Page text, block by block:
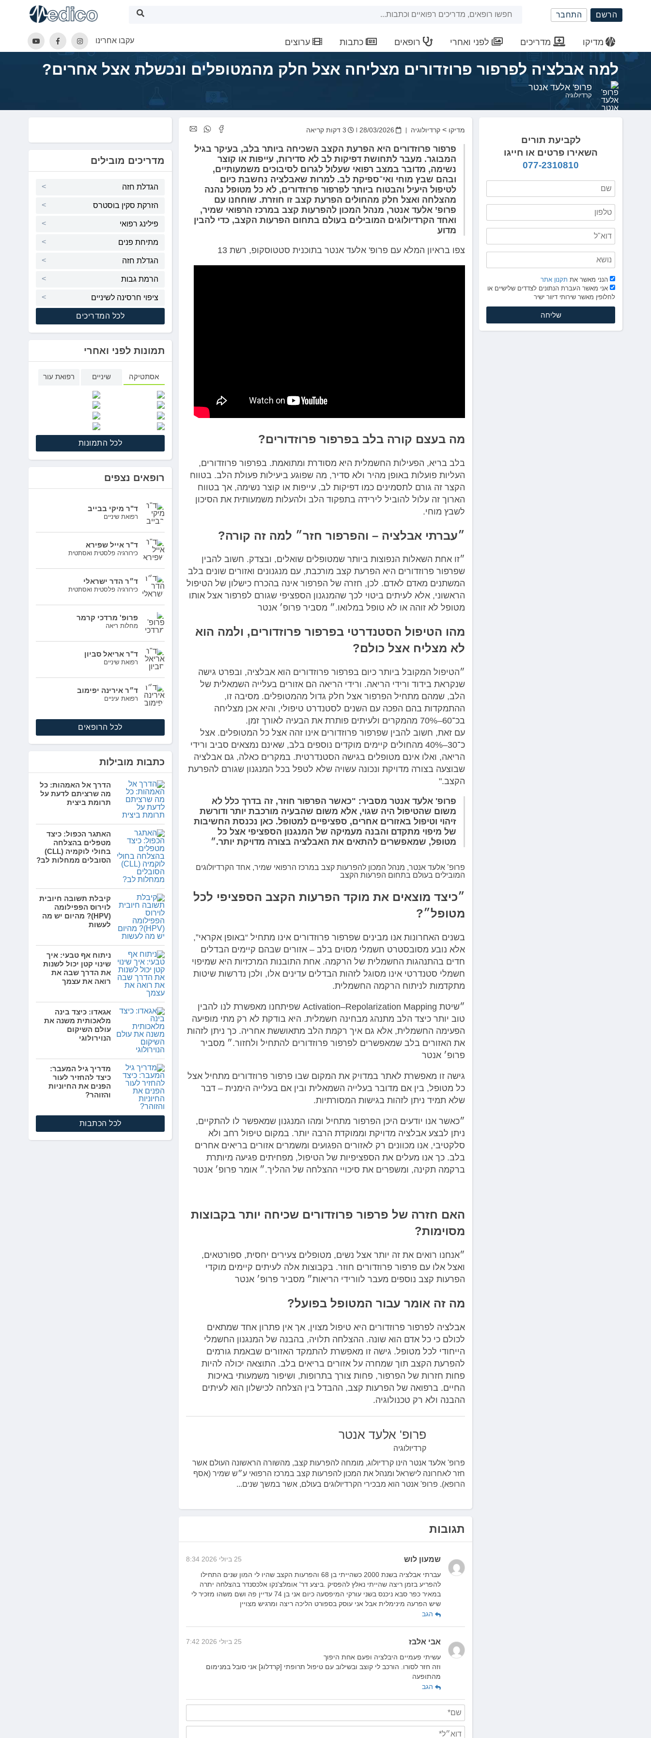
מַעֲרֶכֶת
הָאֲתָר.
הרשם התחבר
חיפוש
מדיקו מדריכים לפני ואחרי רופאים כתבות ערוצים עקבו אחרינו
למה אבלציה לפרפור פרוזדורים מצליחה אצל חלק מהמטופלים ונכשלת אצל אחרים?
פרופ' אלעד אנטר
קרדיולוגיה
לקביעת תורים
השאירו פרטים או חייגו
077-2310810
הנני מאשר את תקנון אתר
אני מאשר העברת הנתונים לצדדים שלישיים או
לחלופין מאשר שירותי דיוור ישיר
מדיקו > קרדיולוגיה 28/03/2026 3 דקות קריאה
פרפור פרוזדורים היא הפרעת הקצב השכיחה ביותר בלב, בעיקר בגיל
המבוגר. מעבר לתחושת דפיקות לב לא סדירות, עייפות או קוצר
נשימה, מדובר במצב רפואי שעלול לגרום לסיבוכים משמעותיים,
ובהם שבץ מוחי ואי־ספיקת לב. למרות שאבלציה נחשבת כיום
לטיפול היעיל והבטוח ביותר לפרפור פרוזדורים, לא כל מטופל נהנה
מהצלחה ואצל חלק מהחולים הפרעת קצב זו חוזרת. שוחחנו עם
פרופ’ אלעד אנטר, מנהל המכון להפרעות קצב במרכז הרפואי שמיר,
ואחד הקרדיולוגים המובילים בעולם בתחום הפרעות הקצב, כדי להבין
מדוע
צפו בראיון המלא עם פרופ' אלעד אנטר בתוכנית סטטוסקופ, רשת 13
מה בעצם קורה בלב בפרפור פרוזדורים?
בלב בריא, הפעילות החשמלית היא מסודרת ומתואמת. בפרפור פרוזדורים,
העליות פועלות באופן מהיר ולא סדיר, מה שפוגע ביעילות פעולת הלב. בטווח
הקצר זה גורם לתסמינים כמו דפיקות לב, עייפות או קוצר נשימה, אך בטווח
הארוך זה עלול להוביל לירידה בתפקוד הלב ולהעלות משמעותית את הסיכון
לשבץ מוחי.
״עברתי אבלציה – והפרפור חזר״ למה זה קורה?
״זו אחת השאלות הנפוצות ביותר שמטופלים שואלים, ובצדק. חשוב להבין
שפרפור פרוזדורים היא הפרעת קצב מורכבת, עם מנגנונים ואזורים שונים בלב
המשתנים מאדם לאדם. לכן, חזרה של הפרפור אינה בהכרח כישלון של הטיפול
הראשוני, אלא לעיתים ביטוי לכך שהמנגנון הספציפי שגורם לפרפור אצל אותו
מטופל לא זוהה או לא טופל במלואו.״ מסביר פרופ׳ אנטר
מהו הטיפול הסטנדרטי בפרפור פרוזדורים, ולמה הוא
לא מצליח אצל כולם?
״הטיפול המקובל ביותר כיום בפרפור פרוזדורים הוא אבלציה, ובפרט גישה
שנקראת בידוד ורידי הריאה. ורידי הריאה הם אזורים בעלייה השמאלית של
הלב, שמהם מתחיל הפרפור אצל חלק גדול מהמטופלים. מסיבה זו,
ההתמקדות בהם הפכה עם השנים לסטנדרט טיפולי, והיא אכן מצליחה
בכ־60–70% מהמקרים ולעיתים פותרת את הבעיה לאורך זמן.
עם זאת, חשוב להבין שפרפור פרוזדורים אינו זהה אצל כל המטופלים. אצל
כ־30–40% מהחולים קיימים מוקדים נוספים בלב, שאינם נמצאים סביב ורידי
הריאה, ואלו אינם מטופלים בגישה הסטנדרטית. במקרים כאלה, גם אבלציה
שבוצעה בצורה מדויקת ונכונה עשויה שלא לטפל בכל המנגנון שגורם להפרעת
הקצב."
פרופ' אלעד אנטר מסביר: "כאשר הפרפור חוזר, זה בדרך כלל לא
משום שהטיפול היה שגוי, אלא משום שהבעיה מורכבת יותר ודורשת
זיהוי וטיפול באזורים אחרים, ספציפיים למטופל. כאן נכנסת החשיבות
של מיפוי מתקדם והבנה מעמיקה של המנגנון הספציפי אצל כל
מטופל, שמאפשרים להתאים את האבלציה בצורה מדויקת יותר.״
פרופ’ אלעד אנטר, מנהל המכון להפרעות קצב במרכז הרפואי שמיר, אחד הקרדיולוגים
המובילים בעולם בתחום הפרעות הקצב
״כיצד מוצאים את מוקד הפרעות הקצב הספציפי לכל
מטופל״?
בשנים האחרונות אנו מבינים שפרפור פרוזדורים אינו מתחיל “באופן אקראי”,
אלא נובע מסובסטרט חשמלי מסוים בלב – אזורים שבהם קיימים הבדלים
חדים בהתנהגות החשמלית של הרקמה. אחת התובנות המרכזיות היא שמיפוי
חשמלי סטנדרטי אינו מסוגל לזהות הבדלים עדינים אלו, ולכן נדרשות שיטות
מתקדמות לניתוח הרקמה החשמלית.
״שיטת Activation–Repolarization Mapping שפיתחנו מאפשרת לנו להבין
טוב יותר כיצד הלב מתנהג מבחינה חשמלית. היא בודקת לא רק מתי מופיעה
הפעימה החשמלית, אלא גם איך רקמת הלב מתאוששת אחריה. כך ניתן לזהות
את האזורים בלב שמאפשרים לפרפור פרוזדורים להתחיל ולחזור.״ מסביר
פרופ׳ אנטר
גישה זו מאפשרת לאתר במדויק את המקום שבו פרפור פרוזדורים מתחיל אצל
כל מטופל, בין אם מדובר בעלייה השמאלית ובין אם בעלייה הימנית – דבר
שלא תמיד ניתן לזהות בגישות המסורתיות.
״כאשר אנו יודעים היכן הפרפור מתחיל ומהו המנגנון שמאפשר לו להתקיים,
ניתן לבצע אבלציה מדויקת וממוקדת הרבה יותר. במקום טיפול רחב ולא
סלקטיבי, אנו מכוונים רק לאזורים הפגועים ומשמרים אזורים בריאים אחרים
בלב. כך אנו מעלים את הספציפיות של הטיפול, מפחיתים פגיעה מיותרת
ברקמה תקינה, ומשפרים את סיכויי ההצלחה של ההליך.״ אומר פרופ׳ אנטר
האם חזרה של פרפור פרוזדורים שכיחה יותר בקבוצות
מסוימות?
״אנחנו רואים את זה יותר אצל נשים, מטופלים צעירים יחסית, ספורטאים,
ואצל אלו עם פרפור פרוזדורים חוזר. בקבוצות אלה לעיתים קיימים מוקדי
הפרעות קצב נוספים מעבר לוורידי הריאות״ מסביר פרופ׳ אנטר
מה זה אומר עבור המטופל בפועל?
אבלציה לפרפור פרוזדורים היא טיפול מצוין, אך אין פתרון אחד שמתאים
לכולם כי כל אדם הוא שונה. ההצלחה תלויה, בהבנה של המנגנון החשמלי
הייחודי לכל מטופל. גישה זו מאפשרת להתמקד האזורים שבאמת גורמים
להפרעת הקצב תוך שמחרה על אזורים בריאים בלב. התוצאה יכולה להיות
פחות חזרות של הפרפור, פחות צורך בתרופות, ושיפור משמעותי באיכות
החיים. ברפואה של הפרעות קצב, ההבדל בין הצלחה לכישלון הוא לעיתים
ההבנה ולא רק טכנולוגיה.
פרופ' אלעד אנטר
קרדיולוגיה
פרופ' אלעד אנטר הינו קרדיולוג, מומחה להפרעות קצב, מהשורה הראשונה העולם אשר
חזר לאחרונה לישראל ומנהל את המכון להפרעות קצב במרכז הרפואי ע״ש שמיר (אסף
הרופא). פרופ' אנטר הוא מבכירי הקרדיולוגים בעולם, אשר במשך שנים...
תגובות
שמעון לוש
25 ביולי 2026 8:34
עברתי אבלציה בשנת 2000 כשהייתי בן 68 והפרעות הקצב שהיו לי המון שנים התחילו
להפריע בזמן ריצה שהייתי נאלץ להפסיק .ביצע ד​ר' אומלצ'נקו אלכסנדר בהצלחה יתרה
במאיר כפר סבא ניכנס בשני עורקי המיפסעה כיום אני בן 74 עדיין פה ושם משהו מזכיר לי
שיש הפרעה מינימלית אבל אני עוסק בספורט הליכה ריצה ומרגיש מצויין
הגב
אבי אלבז
25 ביולי 2026 7:42
עשיתי פעמיים היבלציה ופעם אחת היפוך
וזה חזר לסורו. הורכב לי קוצב ובשילוב עם טיפול תרופתי [קרדלוג] אני סובל במנימום
מהתופעה
הגב
מדריכים מובילים
הגדלת חזה
הזרקת סקין בוסטרס
פילינג רפואי
מתיחת פנים
הגדלת חזה
הרמת גבות
ציפוי חרסינה לשיניים
לכל המדריכים
תמונות לפני ואחרי
אסתטיקה שיניים רפואת עור
לכל התמונות
רופאים נצפים
ד"ר מיקי בבייב
רפואת שיניים
ד"ר אייל שפירא
כירורגיה פלסטית ואסתטית
ד״ר הדר ישראלי
כירורגיה פלסטית ואסתטית
פרופ' מרדכי קרמר
מחלות ריאה
ד"ר אריאל סביון
רפואת שיניים
ד״ר אירינה יפימוב
רפואת עיניים
לכל הרופאים
כתבות מובילות
הדרך אל האמהות: כל
מה שרציתם לדעת על
תרומת ביצית
האתגר הכפול: כיצד
מטפלים בהצלחה
בחולי לוקמיה (CLL)
הסובלים ממחלות לב?
קיבלת תשובה חיובית
לוירוס הפפילומה
(HPV)? מהיום יש מה
לעשות
ניתוח אף טבעי: איך
שינוי קטן יכול לשנות
את הדרך שבה את
רואה את עצמך
אגאדו: כיצד בינה
מלאכותית משנה את
עולם השיקום
הנוירולוגי
מדריך גיל המעבר:
כיצד להחזיר לעור
הפנים את החיוניות
והזוהר?
לכל הכתבות